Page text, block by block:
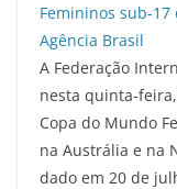
A Federação
nesta quinta-
Copa do Mundo
na Austrália e na
dado em 20 de